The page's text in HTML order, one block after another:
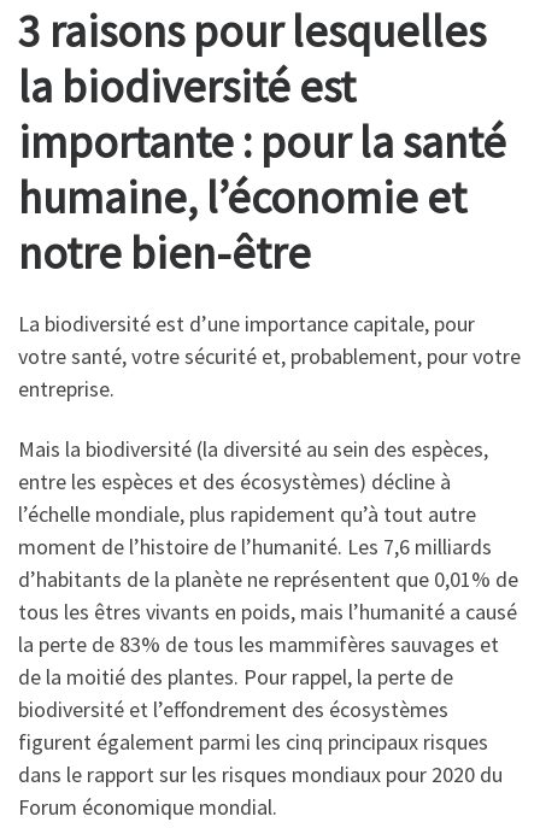
3 raisons pour lesquelles
la biodiversité est
importante : pour la santé
humaine, l’économie et
notre bien-être
La biodiversité est d’une importance capitale, pour
votre santé, votre sécurité et, probablement, pour votre
entreprise.
Mais la biodiversité (la diversité au sein des espèces,
entre les espèces et des écosystèmes) décline à
l’échelle mondiale, plus rapidement qu’à tout autre
moment de l’histoire de l’humanité. Les 7,6 milliards
d’habitants de la planète ne représentent que 0,01% de
tous les êtres vivants en poids, mais l’humanité a causé
la perte de 83% de tous les mammifères sauvages et
de la moitié des plantes. Pour rappel, la perte de
biodiversité et l’effondrement des écosystèmes
figurent également parmi les cinq principaux risques
dans le rapport sur les risques mondiaux pour 2020 du
Forum économique mondial.